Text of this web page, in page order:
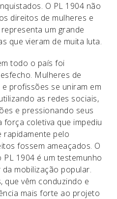
O PL 1904 não
direitos de mulheres e
um grande
que vieram de muita luta.
todo o país foi
Mulheres de
profissões se uniram em
as redes sociais,
e pressionando seus
coletiva que impediu
rapidamente pelo
fossem ameaçados. O
1904 é um testemunho
mobilização popular.
que vêm conduzindo e
mais forte ao projeto